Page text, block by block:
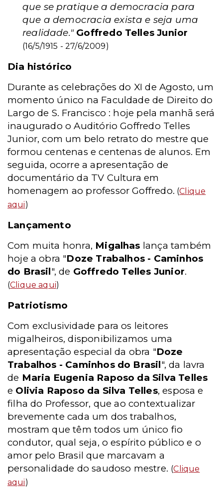
que se pratique a democracia para
que a democracia exista e seja uma
realidade."Goffredo Telles Junior
(16/5/1915 - 27/6/2009)
Dia histórico
Durante as celebrações do XI de Agosto, um
momento único na Faculdade de Direito do
Largo de S. Francisco : hoje pela manhã será
inaugurado o Auditório Goffredo Telles
Junior, com um belo retrato do mestre que
formou centenas e centenas de alunos. Em
seguida, ocorre a apresentação de
documentário da TV Cultura em
homenagem ao professor Goffredo. (Clique
aqui)
Lançamento
Com muita honra, Migalhas lança também
hoje a obra "Doze Trabalhos - Caminhos
do Brasil", de Goffredo Telles Junior.
(Clique aqui)
Patriotismo
Com exclusividade para os leitores
migalheiros, disponibilizamos uma
apresentação especial da obra "Doze
Trabalhos - Caminhos do Brasil", da lavra
de Maria Eugenia Raposo da Silva Telles
e Olivia Raposo da Silva Telles, esposa e
filha do Professor, que ao contextualizar
brevemente cada um dos trabalhos,
mostram que têm todos um único fio
condutor, qual seja, o espírito público e o
amor pelo Brasil que marcavam a
personalidade do saudoso mestre. (Clique
aqui)